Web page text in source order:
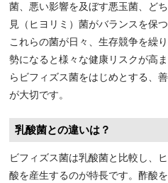
菌、悪い影響を及ぼす悪玉菌、ど
見（ヒヨリミ）菌がバランスを保
これらの菌が日々、生存競争を繰
勢になると様々な健康リスクが高
らビフィズス菌をはじめとする、
が大切です。
乳酸菌との違いは？
ビフィズス菌は乳酸菌と比較し、
酸を産生するのが特長です。酢酸